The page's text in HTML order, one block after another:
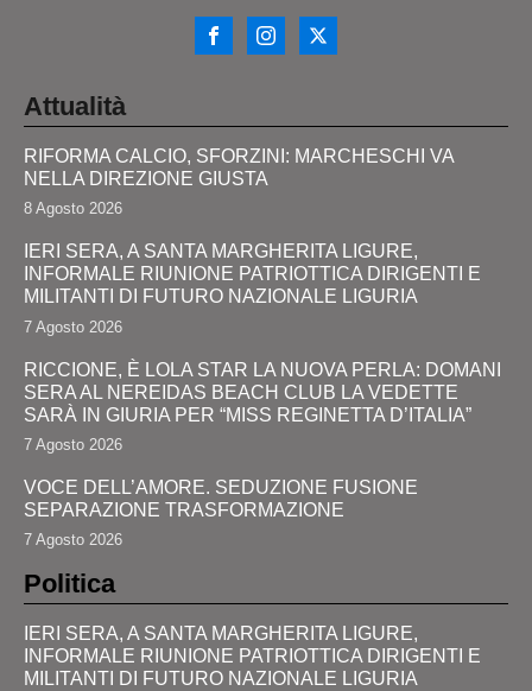
Attualità
RIFORMA CALCIO, SFORZINI: MARCHESCHI VA
NELLA DIREZIONE GIUSTA
8 Agosto 2026
IERI SERA, A SANTA MARGHERITA LIGURE,
INFORMALE RIUNIONE PATRIOTTICA DIRIGENTI E
MILITANTI DI FUTURO NAZIONALE LIGURIA
7 Agosto 2026
RICCIONE, È LOLA STAR LA NUOVA PERLA: DOMANI
SERA AL NEREIDAS BEACH CLUB LA VEDETTE
SARÀ IN GIURIA PER “MISS REGINETTA D’ITALIA”
7 Agosto 2026
VOCE DELL’AMORE. SEDUZIONE FUSIONE
SEPARAZIONE TRASFORMAZIONE
7 Agosto 2026
Politica
IERI SERA, A SANTA MARGHERITA LIGURE,
INFORMALE RIUNIONE PATRIOTTICA DIRIGENTI E
MILITANTI DI FUTURO NAZIONALE LIGURIA